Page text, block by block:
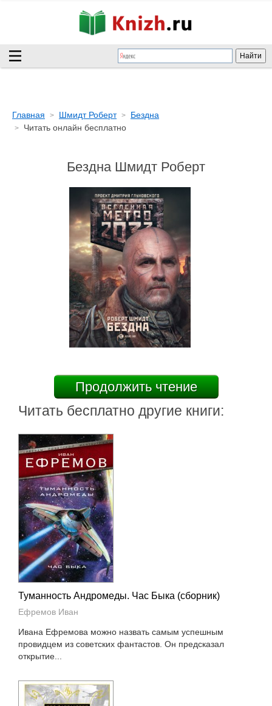
Главная Шмидт Роберт
Бездна
Читать онлайн бесплатно
Бездна Шмидт Роберт
Продолжить чтение
Читать бесплатно другие книги:
Туманность Андромеды. Час Быка (сборник)
Ефремов Иван
Ивана Ефремова можно назвать самым успешным
провидцем из советских фантастов. Он предсказал
открытие...